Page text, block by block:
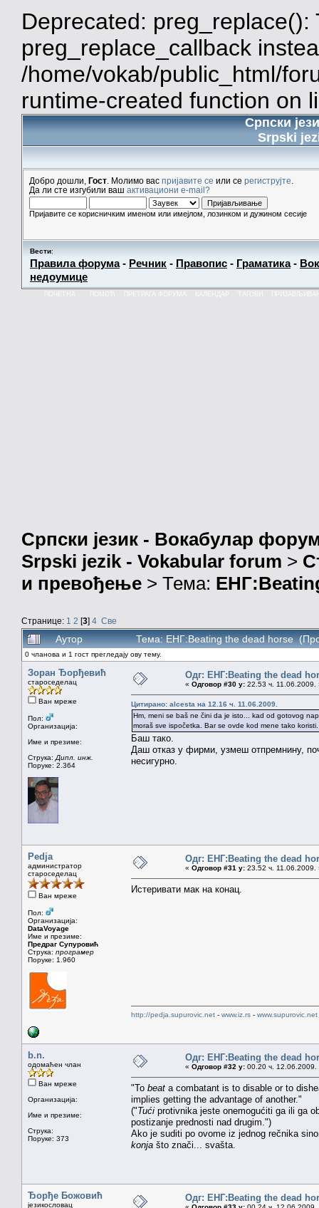
Deprecated:
preg_replace_callback
/home/vokab/public_html/
runtime-created function on
Српски
Srpski
Добро дошли, Гост . Молимо вас пријавите се или се региструјте
Да ли сте изгубили ваш активациони e-mail?
Пријавите се корисничким именом или имејлом, лозинком и дужином сесије
Вести:
Правила форума- Речник - Правопис - Граматика-
недоумице
КАЛЕНДАР
Српски језик - Вокабулар
Srpski jezik - Vokabular forum >
и превођење > Тема:
Странице: 1 2 [3] 4 Све
Аутор Тема: ЕНГ:Beating the dead horse
0 чланова и 1 гост прегледају ову тему.
Зоран Ђорђевић
староседелац
Ван мреже
Пол:
Организација:
Име и презиме:
Струка: Дипл. инж.
Поруке: 2.364
Одг: ЕНГ:Beating the dead
« Одговор #30 у: 22.53 ч. 11.06.2009.
Цитирано: alcesta на 12.16 ч. 11.06.2009.
Hm, meni se baš ne čini da je isto... kad od gotovog
moraš sve ispočetka. Bar se ovde kod mene tako koristi.
Баш тако.
Даш отказ у фирми, узмеш отпремнину,
несигурно.
Pedja
администратор
староседелац
Ван мреже
Пол:
Организација:
DataVoyage
Име и презиме:
Предраг Супуровић
Струка: програмер
Поруке: 1.960
Одг: ЕНГ:Beating the dead
« Одговор #31 у: 23.52 ч. 11.06.2009.
Истеривати мак на конац.
http://pedja.supurovic.net - www.iz.rs - www.supurovic.net
b.n.
одомаћен члан
Ван мреже
Организација:
Име и презиме:
Струка:
Поруке: 373
Одг: ЕНГ:Beating the dead
« Одговор #32 у: 00.20 ч. 12.06.2009.
"To beat a combatant is to disable or to
implies getting the advantage of another."
("Tući protivnika jeste onemogućiti ga ili ga
postizanje prednosti nad drugim.")
Ako je suditi po ovome iz jednog rečnika
konja što znači... svašta.
Ђорђе Божовић
језикословац
Одг: ЕНГ:Beating the dead